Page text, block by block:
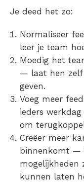
Je deed het zo:
Normaliseer
leer je team
Moedig het
— laat hen zelf
geven.
Voeg meer
ieders
om
Creëer meer
binnenkomt —
mogelijkheden
kunnen laten